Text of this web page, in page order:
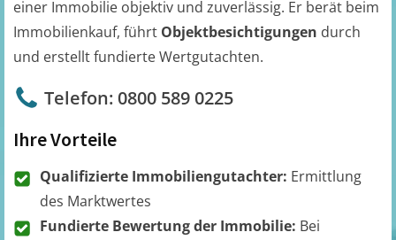
einer Immobilie objektiv und zuverlässig. Er berät beim
Immobilienkauf, führt Objektbesichtigungen durch
und erstellt fundierte Wertgutachten.
Telefon: 0800 589 0225
Ihre Vorteile
Qualifizierte Immobiliengutachter: Ermittlung
des Marktwertes
Fundierte Bewertung der Immobilie: Bei